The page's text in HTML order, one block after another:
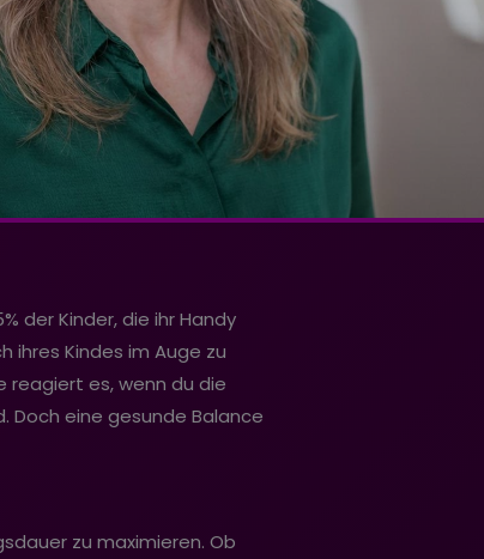
der Kinder, die ihr Handy
ihres Kindes im Auge zu
reagiert es, wenn du die
eine gesunde Balance
zu maximieren. Ob